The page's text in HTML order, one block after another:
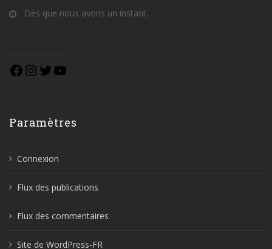
Dès que nous avons un instant.
Paramètres
Connexion
Flux des publications
Flux des commentaires
Site de WordPress-FR